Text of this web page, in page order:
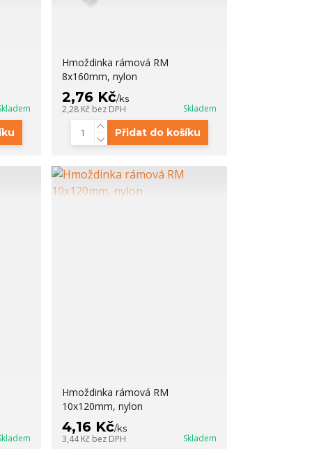
Hmoždinka rámová RM
8x160mm, nylon
2,76 Kč/ks
2,28 Kč bez DPH Skladem
Přidat do košíku
Hmoždinka rámová RM
10x120mm, nylon
4,16 Kč/ks
3,44 Kč bez DPH Skladem